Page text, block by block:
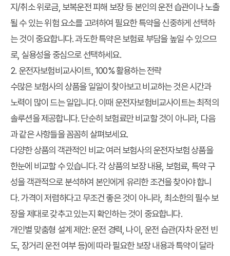
지/취소 위로금, 보복운전 피해 보장 등 본인의 운전 습관이나 노출
될 수 있는 위험 요소를 고려하여 필요한 특약을 신중하게 선택하
는 것이 중요합니다. 과도한 특약은 보험료 부담을 높일 수 있으므
로, 실용성을 중심으로 선택하세요.
2. 운전자보험비교사이트, 100% 활용하는 전략
수많은 보험사의 상품을 일일이 찾아보고 비교하는 것은 시간과
노력이 많이 드는 일입니다. 이때 운전자보험비교사이트는 최적의
솔루션을 제공합니다. 단순히 보험료만 비교할 것이 아니라, 다음
과 같은 사항들을 꼼꼼히 살펴보세요.
다양한 상품의 객관적인 비교: 여러 보험사의 운전자보험 상품을
한눈에 비교할 수 있습니다. 각 상품의 보장 내용, 보험료, 특약 구
성을 객관적으로 분석하여 본인에게 유리한 조건을 찾아야 합니
다. 가격이 저렴하다고 무조건 좋은 것이 아니라, 최소한의 필수 보
장을 제대로 갖추고 있는지 확인하는 것이 중요합니다.
개인별 맞춤형 설계 제안: 운전 경력, 나이, 운전 습관(자차 운전 빈
도, 장거리 운전 여부 등)에 따라 필요한 보장 내용과 특약이 달라